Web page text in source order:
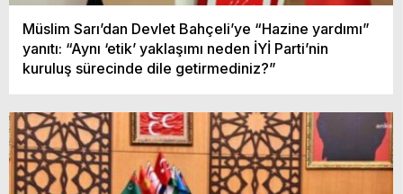
Müslim Sarı’dan Devlet Bahçeli’ye “Hazine yardımı”
yanıtı: “Aynı ‘etik’ yaklaşımı neden İYİ Parti’nin
kuruluş sürecinde dile getirmediniz?”